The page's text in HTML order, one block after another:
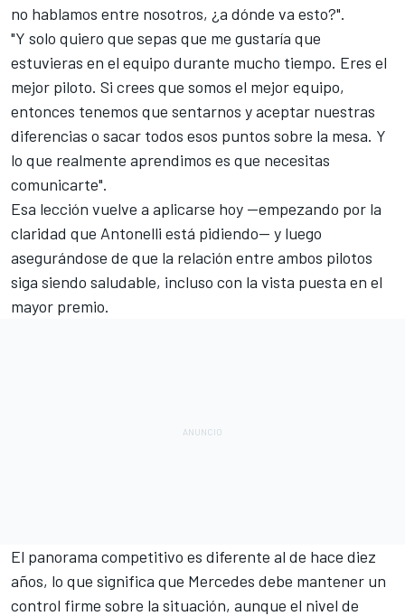
no hablamos entre nosotros, ¿a dónde va esto?".
"Y solo quiero que sepas que me gustaría que
estuvieras en el equipo durante mucho tiempo. Eres el
mejor piloto. Si crees que somos el mejor equipo,
entonces tenemos que sentarnos y aceptar nuestras
diferencias o sacar todos esos puntos sobre la mesa. Y
lo que realmente aprendimos es que necesitas
comunicarte".
Esa lección vuelve a aplicarse hoy —empezando por la
claridad que Antonelli está pidiendo— y luego
asegurándose de que la relación entre ambos pilotos
siga siendo saludable, incluso con la vista puesta en el
mayor premio.
El panorama competitivo es diferente al de hace diez
años, lo que significa que Mercedes debe mantener un
control firme sobre la situación, aunque el nivel de